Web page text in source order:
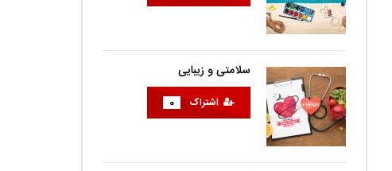
سلامتی و زیبایی
اشتراک 0